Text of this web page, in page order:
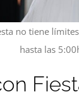
no tiene
hasta las